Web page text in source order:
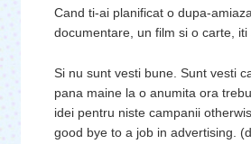
Cand ti-ai planificat o dupa-
documentare, un film si o carte, iti
Si nu sunt vesti bune. Sunt vesti
pana maine la o anumita ora
idei pentru niste campanii
good bye to a job in advertising.